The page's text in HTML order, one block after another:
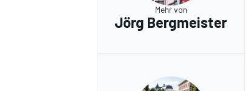
Mehr von
Jörg Bergmeister